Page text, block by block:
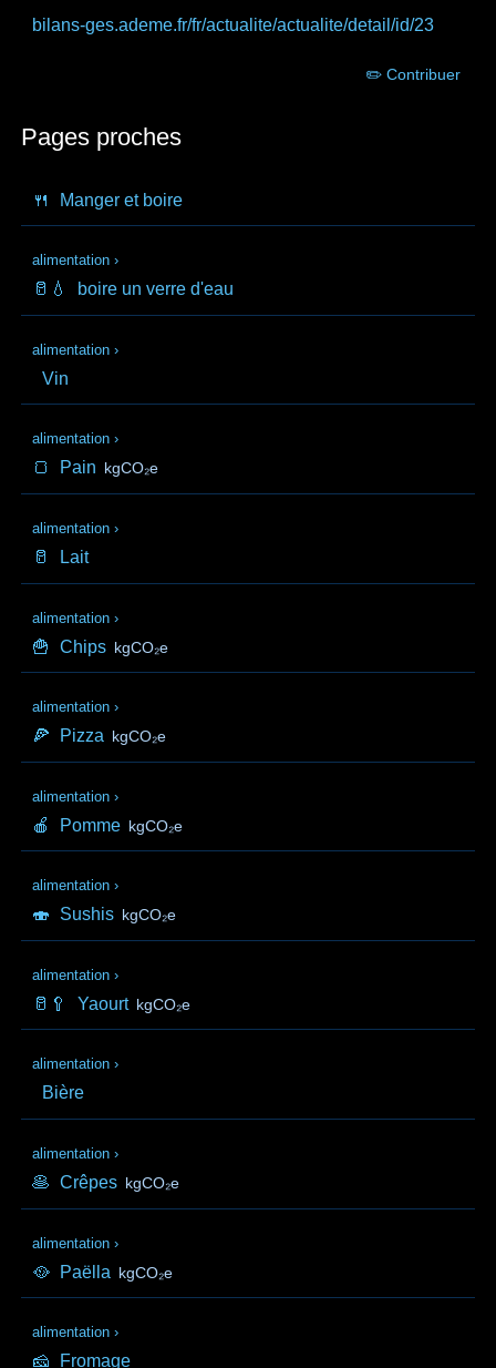
bilans-ges.ademe.fr/fr/actualite/actualite/detail/id/23
✏️ Contribuer
Pages proches
🍴 Manger et boire
alimentation ›
🥛💧 boire un verre d'eau
alimentation ›
Vin
alimentation ›
🍞 Pain kgCO₂e
alimentation ›
🥛 Lait
alimentation ›
🍟 Chips kgCO₂e
alimentation ›
🍕 Pizza kgCO₂e
alimentation ›
🍎 Pomme kgCO₂e
alimentation ›
🍣 Sushis kgCO₂e
alimentation ›
🥛🥄 Yaourt kgCO₂e
alimentation ›
Bière
alimentation ›
🥞 Crêpes kgCO₂e
alimentation ›
🥘 Paëlla kgCO₂e
alimentation ›
🧀 Fromage